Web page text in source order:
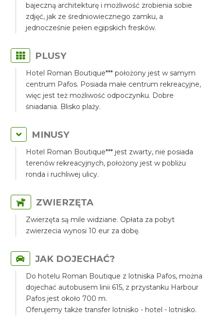
bajeczną architekturę i możliwość zrobienia sobie
zdjęć, jak ze średniowiecznego zamku, a
jednocześnie pełen egipskich fresków.
PLUSY
Hotel Roman Boutique*** położony jest w samym
centrum Pafos. Posiada małe centrum rekreacyjne,
więc jest też możliwość odpoczynku. Dobre
śniadania. Blisko plaży.
MINUSY
Hotel Roman Boutique*** jest zwarty, nie posiada
terenów rekreacyjnych, położony jest w pobliżu
ronda i ruchliwej ulicy.
ZWIERZĘTA
Zwierzęta są mile widziane. Opłata za pobyt
zwierzecia wynosi 10 eur za dobę.
JAK DOJECHAĆ?
Do hotelu Roman Boutique z lotniska Pafos, można
dojechać autobusem linii 615, z przystanku Harbour
Pafos jest około 700 m.
Oferujemy także transfer lotnisko - hotel - lotnisko.